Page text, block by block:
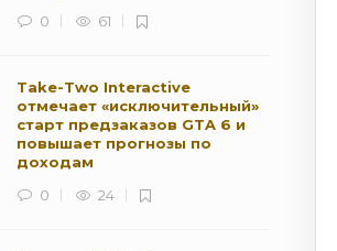
0
61
Take-Two Interactive
отмечает «исключительный»
старт предзаказов GTA 6 и
повышает прогнозы по
доходам
0
24